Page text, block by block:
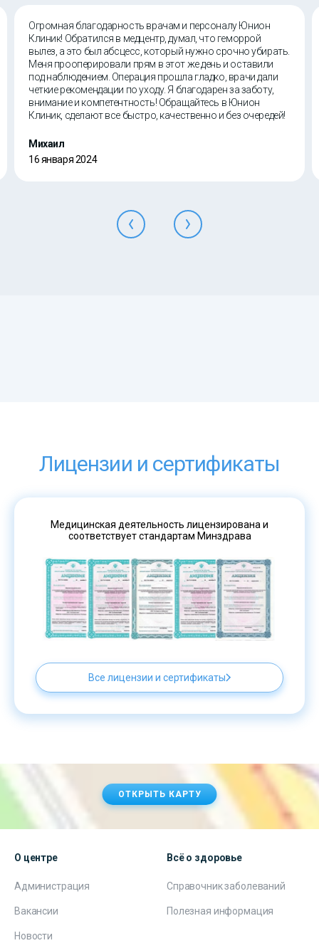
Огромная благодарность врачам и персоналу Юнион
Клиник! Обратился в медцентр, думал, что геморрой
вылез, а это был абсцесс, который нужно срочно убирать.
Меня прооперировали прям в этот же день и оставили
под наблюдением. Операция прошла гладко, врачи дали
четкие рекомендации по уходу. Я благодарен за заботу,
внимание и компетентность! Обращайтесь в Юнион
Клиник, сделают все быстро, качественно и без очередей!
Михаил
16 января 2024
Лицензии и сертификаты
Медицинская деятельность лицензирована и
соответствует стандартам Минздрава
Все лицензии и сертификаты
ОТКРЫТЬ КАРТУ
О центре
Администрация
Вакансии
Новости
Всё о здоровье
Справочник заболеваний
Полезная информация